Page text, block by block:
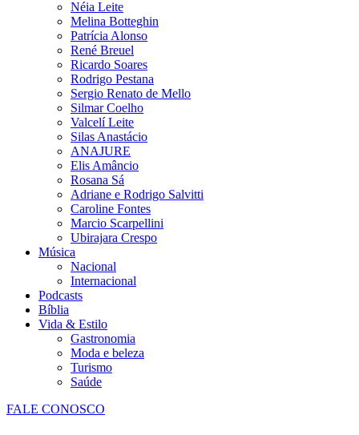
Néia Leite
Melina Botteghin
Patrícia Alonso
René Breuel
Ricardo Soares
Rodrigo Pestana
Sergio Renato de Mello
Silmar Coelho
Valcelí Leite
Silas Anastácio
ANAJURE
Elis Amâncio
Rosana Sá
Adriane e Rodrigo Salvitti
Caroline Fontes
Marcio Scarpellini
Ubirajara Crespo
Música
Nacional
Internacional
Podcasts
Bíblia
Vida & Estilo
Gastronomia
Moda e beleza
Turismo
Saúde
FALE CONOSCO